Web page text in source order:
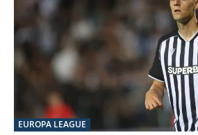
EUROPA LEAGUE